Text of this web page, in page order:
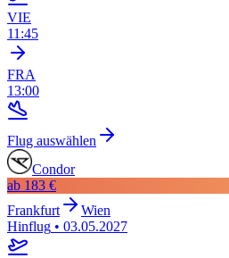
VIE
11:45
FRA
13:00
Flug auswählen
Condor
ab 183 €
Frankfurt
Wien
Hinflug • 03.05.2027